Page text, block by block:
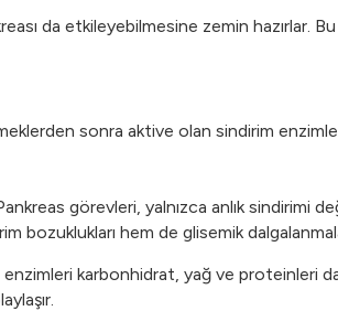
da etkileyebilmesine zemin hazırlar.
sonra aktive olan sindirim
görevleri, yalnızca anlık sindirimi
bozuklukları hem de glisemik
karbonhidrat, yağ ve proteinleri